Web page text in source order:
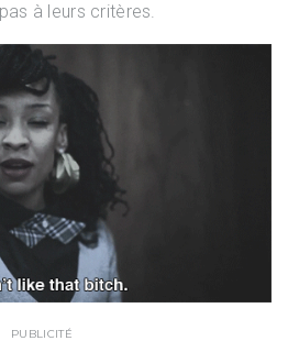
à leurs critères.
PUBLICITÉ